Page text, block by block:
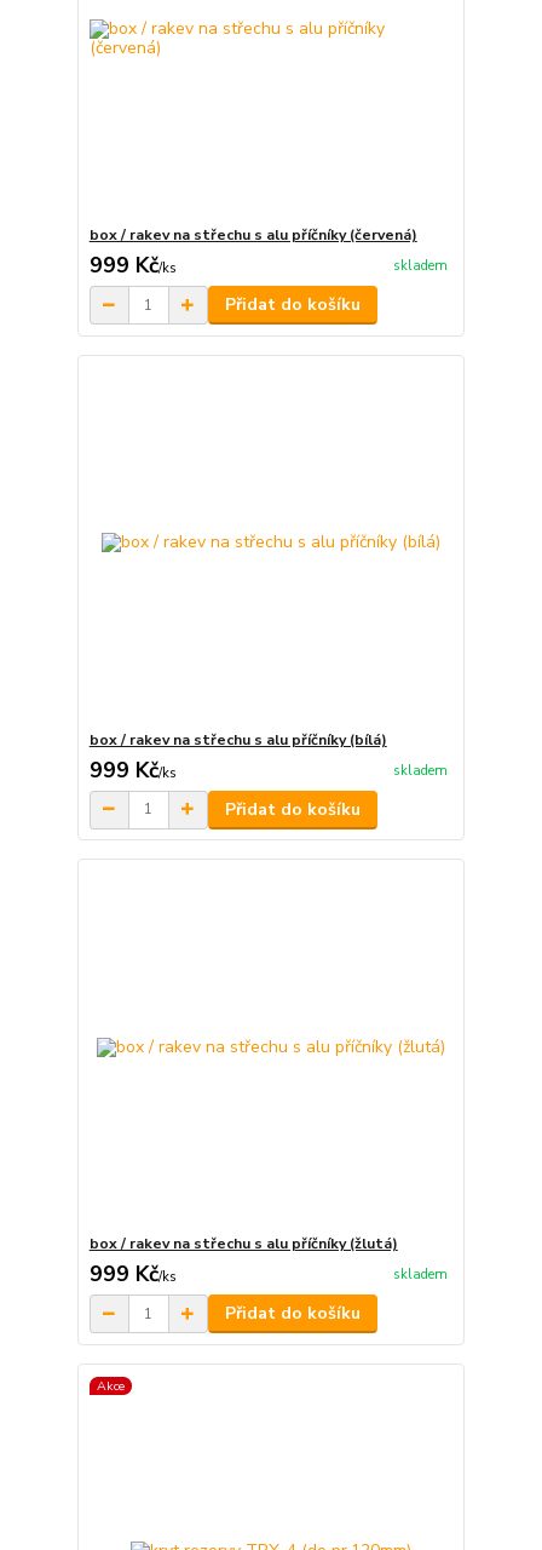
box / rakev na střechu s alu příčníky (červená)
999 Kč/ks skladem
Přidat do košíku
box / rakev na střechu s alu příčníky (bílá)
999 Kč/ks skladem
Přidat do košíku
box / rakev na střechu s alu příčníky (žlutá)
999 Kč/ks skladem
Přidat do košíku
Akce